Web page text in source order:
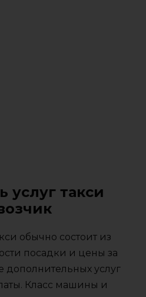
услуг такси
обычно состоит из
посадки и цены за
дополнительных услуг
Класс машины и